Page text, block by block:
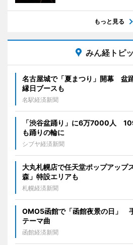
もっと見る
みん経トピ
名古屋城で「夏まつり」開幕 盆
縁日ブースも
名駅経済新聞
「渋谷盆踊り」に6万7000人
も踊りの輪に
シブヤ経済新聞
大丸札幌店で任天堂ポップアッ
森」特設エリアも
札幌経済新聞
OMO5函館で「函館夜景の日」
テーマ曲
函館経済新聞